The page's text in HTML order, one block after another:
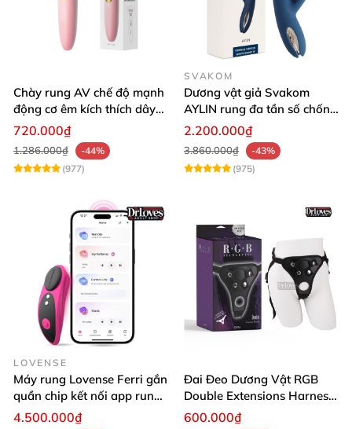
Chày rung AV chế độ mạnh
động cơ êm kích thích dây
thần kinh nữ
720.000₫
1.286.000₫
-44%
(977)
SVAKOM
Dương vật giả Svakom
AYLIN rung đa tần số chống
nước sạc pin tiện lợi
2.200.000₫
3.860.000₫
-43%
(975)
LOVENSE
Máy rung Lovense Ferri gắn
quần chip kết nối app rung
mạnh mẽ
4.500.000₫
Đai Đeo Dương Vật RGB
Double Extensions Harness
Silicon
600.000₫